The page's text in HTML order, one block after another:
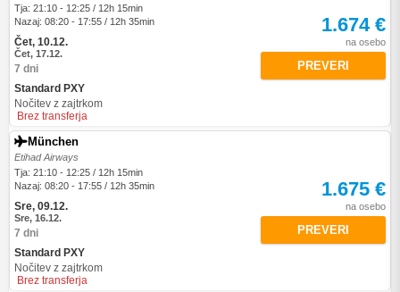
Tja: 21:10 - 12:25 / 12h 15min
Nazaj: 08:20 - 17:55 / 12h 35min
Čet, 10.12.
Čet, 17.12.
7 dni
Standard PXY
Nočitev z zajtrkom
Brez transferja
1.674 €
na osebo
PREVERI
München
Etihad Airways
Tja: 21:10 - 12:25 / 12h 15min
Nazaj: 08:20 - 17:55 / 12h 35min
Sre, 09.12.
Sre, 16.12.
7 dni
Standard PXY
Nočitev z zajtrkom
Brez transferja
1.675 €
na osebo
PREVERI